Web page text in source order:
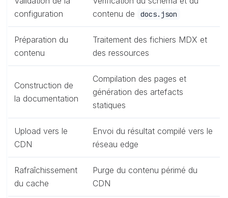
configuration
contenu de
docs.json
Préparation du
contenu
Traitement des fichiers MDX et
des ressources
Construction de
la documentation
Compilation des pages et
génération des artefacts
statiques
Upload vers le
CDN
Envoi du résultat compilé vers le
réseau edge
Rafraîchissement
du cache
Purge du contenu périmé du
CDN